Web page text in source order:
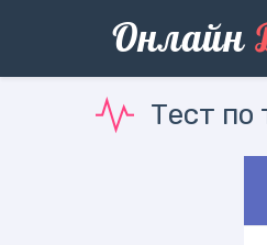
Онлайн
Тест по